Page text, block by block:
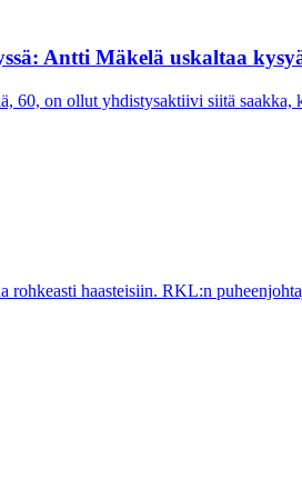
Antti Mäkelä uskaltaa
60, on ollut yhdistysaktiivi siitä saakka,
rohkeasti haasteisiin. RKL:n